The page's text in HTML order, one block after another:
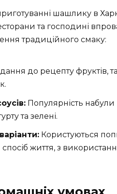
шашлику в
та господині
традиційного смаку:
до рецепту фруктів,
Популярність
та зелені.
Користуються
життя, з